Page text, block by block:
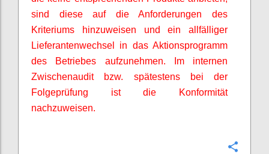
sind diese auf die Anforderungen des
Kriteriums hinzuweisen und ein allfälliger
Lieferantenwechsel in das Aktionsprogramm
des Betriebes aufzunehmen. Im internen
Zwischenaudit bzw. spätestens bei der
Folgeprüfung ist die Konformität
nachzuweisen.